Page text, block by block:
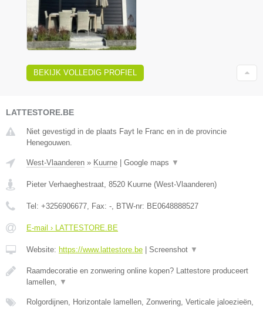
BEKIJK VOLLEDIG PROFIEL
LATTESTORE.BE
Niet gevestigd in de plaats Fayt le Franc en in de provincie
Henegouwen.
West-Vlaanderen » Kuurne Google maps ▼
Pieter Verhaeghestraat 8520 Kuurne (West-Vlaanderen)
Tel: +3256906677 , Fax: - , BTW-nr: BE0648888527
E-mail › LATTESTORE.BE
Website: https://www.lattestore.be Screenshot ▼
Raamdecoratie en zonwering online kopen? Lattestore produceert
lamellen,
▼
Rolgordijnen, Horizontale lamellen, Zonwering, Verticale jaloezieën,